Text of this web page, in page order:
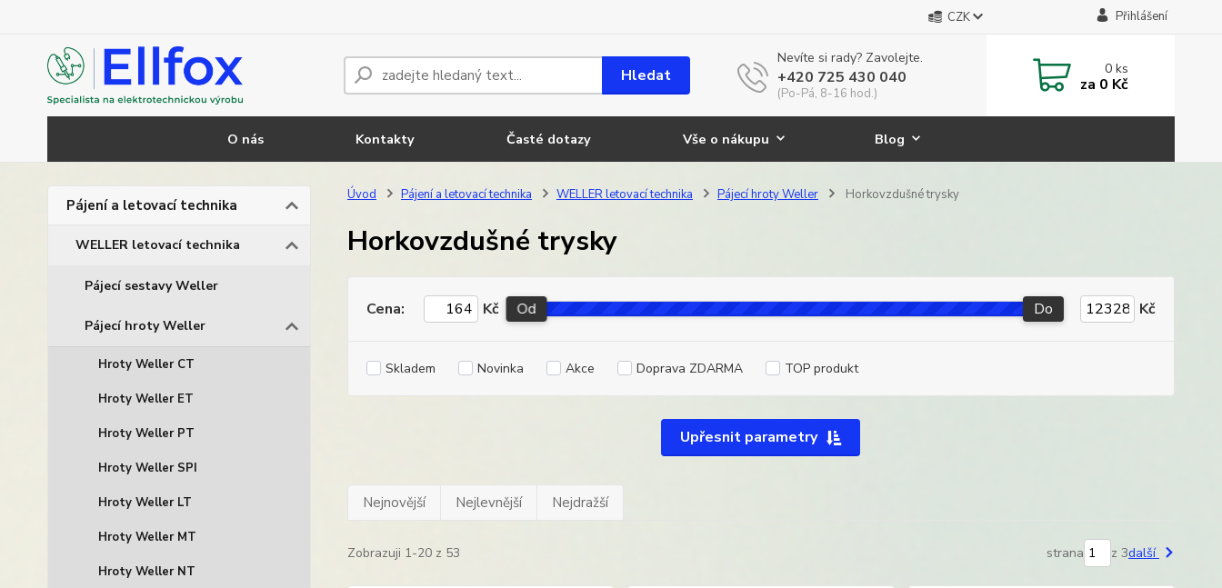
O nás Kontakty Časté dotazy Vše o nákupu Blog
CZK Přihlášení
Hledat
Nevíte si rady? Zavolejte.
+420 725 430 040
(Po-Pá, 8-16 hod.)
0ks
za 0 Kč
Pájení a letovací technika
WELLER letovací technika
Pájecí sestavy Weller
Pájecí hroty Weller
Hroty Weller CT
Hroty Weller ET
Hroty Weller PT
Hroty Weller SPI
Hroty Weller LT
Hroty Weller MT
Hroty Weller NT
Úvod Pájení a letovací technika WELLER letovací technika Pájecí hroty Weller Horkovzdušné trysky
Horkovzdušné trysky
Upřesnit parametry
Cena: Kč Od Do Kč
Skladem Novinka Akce Doprava ZDARMA TOP produkt
Nejnovější Nejlevnější Nejdražší
Zobrazuji 1-20 z 53 strana z 3další